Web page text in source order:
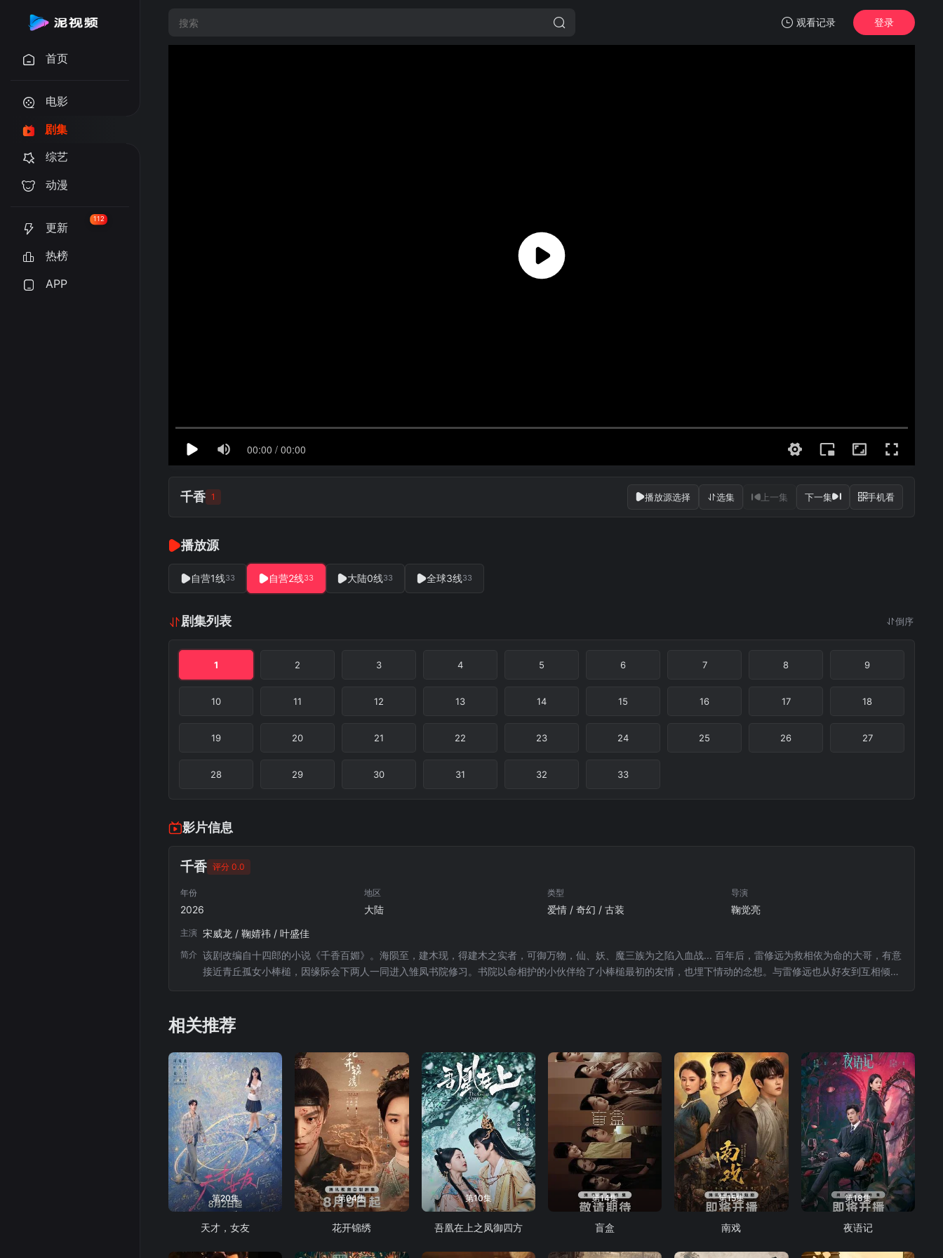
观看记录 登录
首页
电影
剧集
综艺
动漫
更新
112
热榜
APP
千香 1 播放源选择 选集 上一集 下一集 手机看
播放源
自营1线33 自营2线33 大陆0线33 全球3线33
剧集列表 倒序
1 2 3 4 5 6 7 8 9
10 11 12 13 14 15 16 17 18
19 20 21 22 23 24 25 26 27
28 29 30 31 32 33
影片信息
千香 评分 0.0
年份
2026
地区
大陆
类型
爱情 / 奇幻 / 古装
导演
鞠觉亮
主演 宋威龙 / 鞠婧祎 / 叶盛佳
简介 该剧改编自十四郎的小说《千香百媚》。海陨至，建木现，得建木之实者，可御万物，仙、妖、魔三族为之陷入血战... 百年后，雷修远为救相依为命的大哥，有意
接近青丘孤女小棒槌，因缘际会下两人一同进入雏凤书院修习。书院以命相护的小伙伴给了小棒槌最初的友情，也埋下情动的念想。与雷修远也从好友到互相倾
相关推荐
第20集
天才，女友
第04集
花开锦绣
第10集
吾凰在上之凤御四方
第14集
盲盒
第15集
南戏
第18集
夜语记